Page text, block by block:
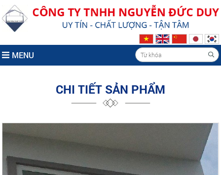
MENU
CHI TIẾT SẢN PHẨM